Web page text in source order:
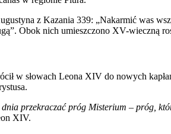
z Kazania 339: „Nakarmić was
Obok nich umieszczono XV-wieczną
w słowach Leona XIV do nowych
przekraczać próg Misterium – próg,
XIV.